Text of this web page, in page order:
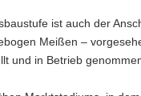
ist auch der
Meißen –
und in Betrieb